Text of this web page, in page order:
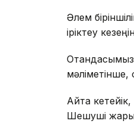
Әлем
іріктеу
Айта
Шешуші